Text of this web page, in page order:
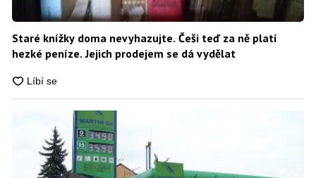
Staré knížky doma nevyhazujte. Češi teď za ně platí
hezké peníze. Jejich prodejem se dá vydělat